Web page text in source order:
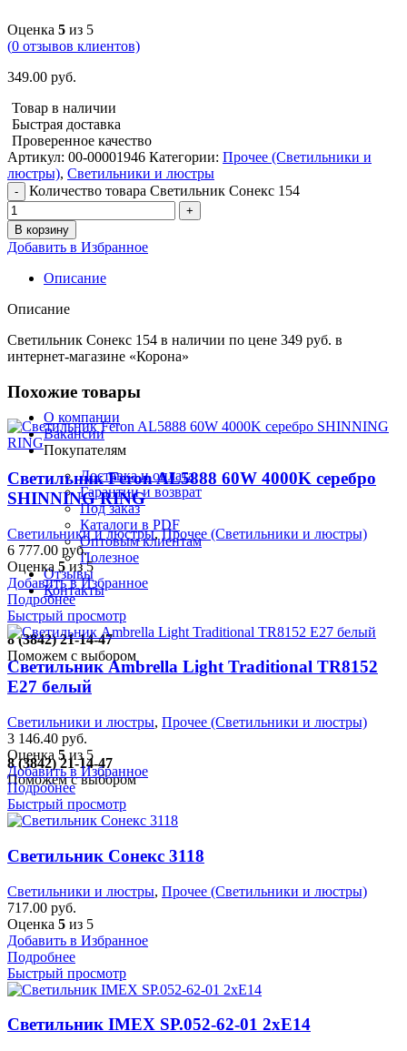
О компании
Вакансии
Покупателям
Доставка и оплата
Гарантии и возврат
Под заказ
Каталоги в PDF
Оптовым клиентам
Полезное
Отзывы
Контакты
8 (3842) 21-14-47
Поможем с выбором
8 (3842) 21-14-47
Поможем с выбором
Оценка 5 из 5
(0 отзывов клиентов)
349.00 руб.
Товар в наличии
Быстрая доставка
Проверенное качество
Артикул: 00-00001946 Категории: Прочее (Светильники и
люстры), Светильники и люстры
Количество товара Светильник Сонекс 154
В корзину
Добавить в Избранное
Описание
Описание
Светильник Сонекс 154 в наличии по цене 349 руб. в
интернет-магазине «Корона»
Похожие товары
Светильник Feron AL5888 60W 4000K серебро
SHINNING RING
Светильники и люстры,Прочее (Светильники и люстры)
6 777.00 руб.
Оценка 5из 5
Добавить в Избранное
Подробнее
Быстрый просмотр
Светильник Ambrella Light Traditional TR8152
E27 белый
Светильники и люстры, Прочее (Светильники и люстры)
3 146.40 руб.
Оценка 5 из 5
Добавить в Избранное
Подробнее
Быстрый просмотр
Светильник Сонекс 3118
Светильники и люстры, Прочее (Светильники и люстры)
717.00 руб.
Оценка 5 из 5
Добавить в Избранное
Подробнее
Быстрый просмотр
Светильник IMEX SP.052-62-01 2хЕ14